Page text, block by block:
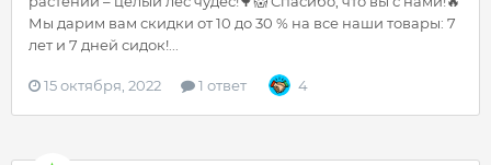
Мы дарим вам скидки от 10 до 30 % на все наши товары: 7
лет и 7 дней сидок!...
15 октября, 2022 1 ответ 4